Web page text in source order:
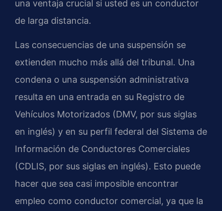
una ventaja crucial si usted es un conductor
de larga distancia.
Las consecuencias de una suspensión se
extienden mucho más allá del tribunal. Una
condena o una suspensión administrativa
resulta en una entrada en su Registro de
Vehículos Motorizados (DMV, por sus siglas
en inglés) y en su perfil federal del Sistema de
Información de Conductores Comerciales
(CDLIS, por sus siglas en inglés). Esto puede
hacer que sea casi imposible encontrar
empleo como conductor comercial, ya que la